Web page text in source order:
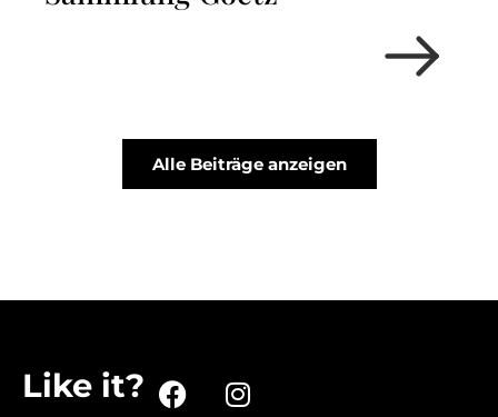
Alle Beiträge anzeigen
Like it?